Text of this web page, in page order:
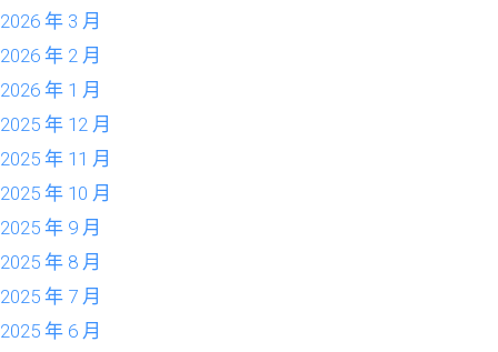
2026 年 3 月
2026 年 2 月
2026 年 1 月
2025 年 12 月
2025 年 11 月
2025 年 10 月
2025 年 9 月
2025 年 8 月
2025 年 7 月
2025 年 6 月